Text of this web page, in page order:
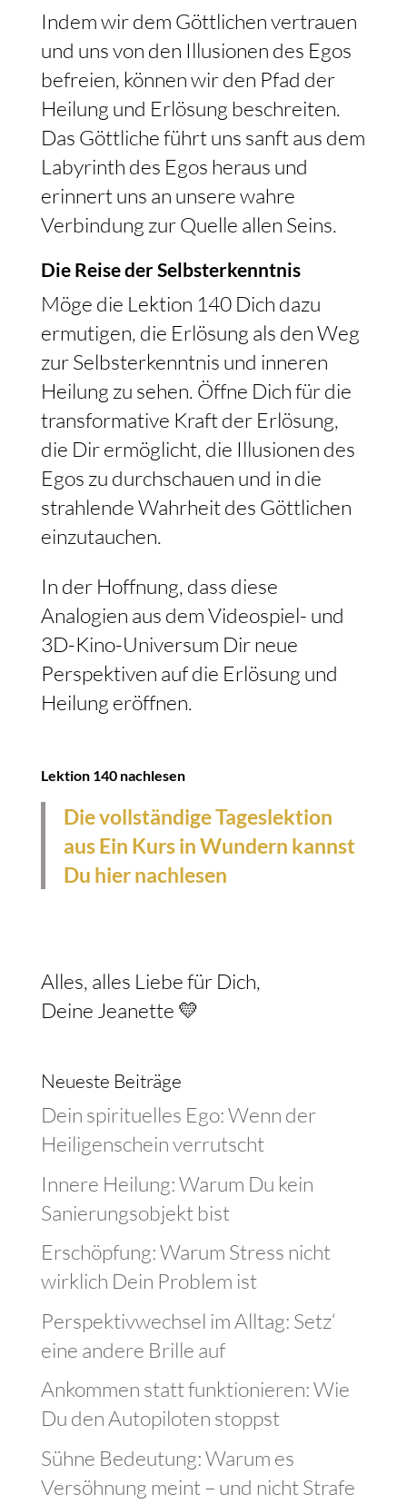
Indem wir dem Göttlichen vertrauen
und uns von den Illusionen des Egos
befreien, können wir den Pfad der
Heilung und Erlösung beschreiten.
Das Göttliche führt uns sanft aus dem
Labyrinth des Egos heraus und
erinnert uns an unsere wahre
Verbindung zur Quelle allen Seins.
Die Reise der Selbsterkenntnis
Möge die Lektion 140 Dich dazu
ermutigen, die Erlösung als den Weg
zur Selbsterkenntnis und inneren
Heilung zu sehen. Öffne Dich für die
transformative Kraft der Erlösung,
die Dir ermöglicht, die Illusionen des
Egos zu durchschauen und in die
strahlende Wahrheit des Göttlichen
einzutauchen.
In der Hoffnung, dass diese
Analogien aus dem Videospiel- und
3D-Kino-Universum Dir neue
Perspektiven auf die Erlösung und
Heilung eröffnen.
Lektion 140 nachlesen
Die vollständige Tageslektion
aus Ein Kurs in Wundern kannst
Du hier nachlesen
Alles, alles Liebe für Dich,
Deine Jeanette 💛
Neueste Beiträge
Dein spirituelles Ego: Wenn der
Heiligenschein verrutscht
Innere Heilung: Warum Du kein
Sanierungsobjekt bist
Erschöpfung: Warum Stress nicht
wirklich Dein Problem ist
Perspektivwechsel im Alltag: Setz‘
eine andere Brille auf
Ankommen statt funktionieren: Wie
Du den Autopiloten stoppst
Sühne Bedeutung: Warum es
Versöhnung meint – und nicht Strafe